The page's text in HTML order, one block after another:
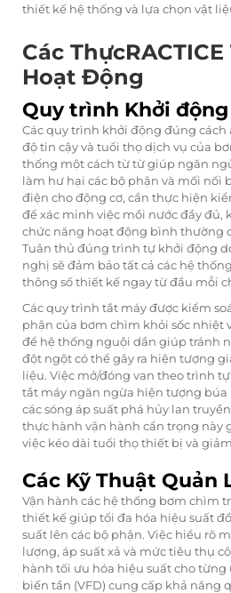
thiết kế hệ thống và lựa chọn vật
Các
Hoạt Động
Quy trình Khởi
Các quy trình khởi động đúng
độ tin cậy và tuổi thọ dịch vụ của
thống một cách từ từ giúp ngăn
làm hư hại các bộ phận và mối nối
điện cho động cơ, cần thực hiện
để xác minh việc mồi nước đầy đủ,
chức năng hoạt động bình thường
Tuân thủ đúng trình tự khởi động
nghị sẽ đảm bảo tất cả các hệ
thông số thiết kế ngay từ đầu mỗi
Các quy trình tắt máy được kiểm
phận của bơm chìm khỏi sốc nhiệt
để hệ thống nguội dần giúp tránh
đột ngột có thể gây ra hiện tượng
liệu. Việc mở/đóng van theo trình
tắt máy ngăn ngừa hiện tượng
các sóng áp suất phá hủy lan
thực hành vận hành cẩn trọng này
việc kéo dài tuổi thọ thiết bị và
Các Kỹ Thuật Quản
Vận hành các hệ thống bơm chìm
thiết kế giúp tối đa hóa hiệu suất
suất lên các bộ phận. Việc hiểu rõ
lượng, áp suất xả và mức tiêu thụ
hành tối ưu hóa hiệu suất cho
biến tần (VFD) cung cấp khả năng